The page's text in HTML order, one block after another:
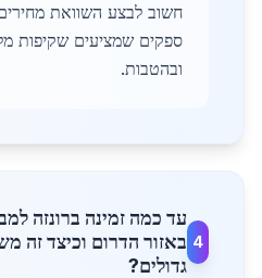
חשוב לבצע השוואת
ספקים שמציעים שקיפות
ובהטבות.
4
עד כמה זמינה ברונזה
באזור הדרום וכיצד זה
גדולים?